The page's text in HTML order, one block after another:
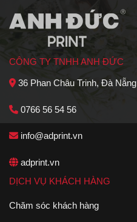
CÔNG TY TNHH ANH ĐỨC
36 Phan Châu Trinh, Đà Nẵng
0766 56 54 56
info@adprint.vn
adprint.vn
DỊCH VỤ KHÁCH HÀNG
Chăm sóc khách hàng